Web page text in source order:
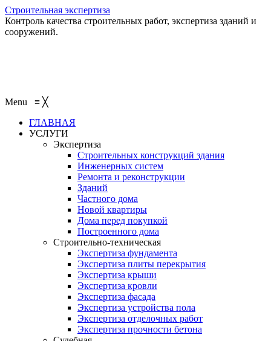
Строительная экспертиза
Контроль качества строительных работ, экспертиза зданий и
сооружений.
Menu ≡ ╳
ГЛАВНАЯ
УСЛУГИ
Экспертиза
Строительных конструкций здания
Инженерных систем
Ремонта и реконструкции
Зданий
Частного дома
Новой квартиры
Дома перед покупкой
Построенного дома
Строительно-техническая
Экспертиза фундамента
Экспертиза плиты перекрытия
Экспертиза крыши
Экспертиза кровли
Экспертиза фасада
Экспертиза устройства пола
Экспертиза отделочных работ
Экспертиза прочности бетона